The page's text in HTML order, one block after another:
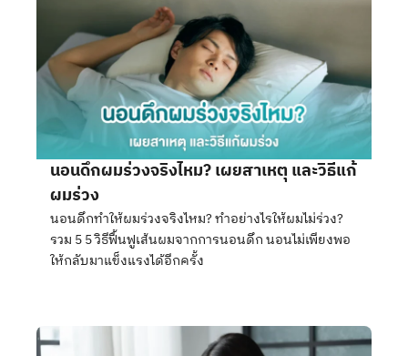
นอนดึกผมร่วงจริงไหม? เผยสาเหตุ และวิธีแก้
ผมร่วง
นอนดึกทำให้ผมร่วงจริงไหม? ทำอย่างไรให้ผมไม่ร่วง?
รวม 5 5 วิธีฟื้นฟูเส้นผมจากการนอนดึก นอนไม่เพียงพอ
ให้กลับมาแข็งแรงได้อีกครั้ง